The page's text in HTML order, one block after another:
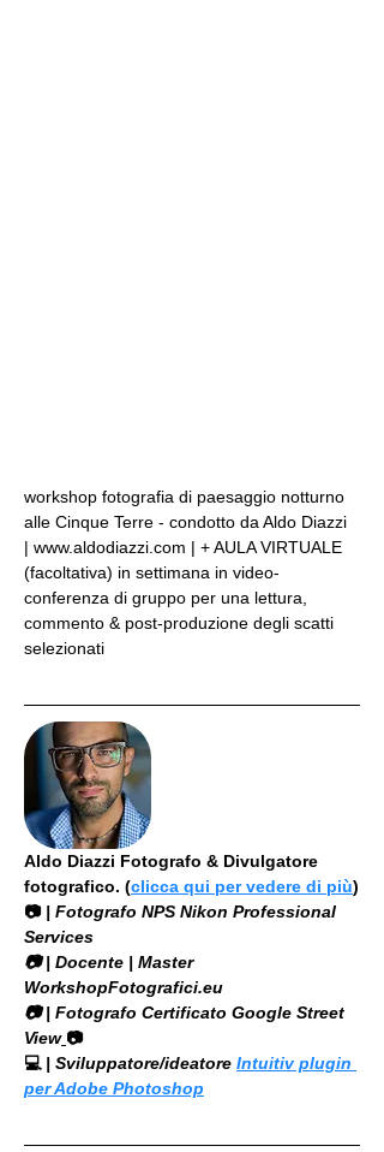
workshop fotografia di paesaggio notturno
alle Cinque Terre - condotto da Aldo Diazzi
| www.aldodiazzi.com | + AULA VIRTUALE
(facoltativa) in settimana in video-
conferenza di gruppo per una lettura,
commento & post-produzione degli scatti
selezionati
Aldo Diazzi Fotografo & Divulgatore
fotografico. (clicca qui per vedere di più)
📷 | Fotografo NPS Nikon Professional
Services
​📷 | Docente | Master
WorkshopFotografici.eu
📷 | Fotografo Certificato Google Street
View 📷
💻 | Sviluppatore/ideatore Intuitiv plugin
per Adobe Photoshop